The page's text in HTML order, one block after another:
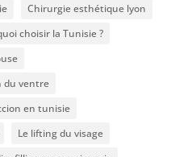
Chirurgie esthétique lyon
choisir la Tunisie ?
du ventre​
en tunisie
Le lifting du visage